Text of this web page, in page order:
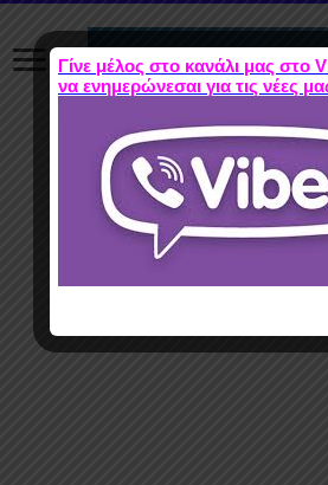
Γίνε μέλος στο κανάλι μας στο
να ενημερώνεσαι για τις νέες